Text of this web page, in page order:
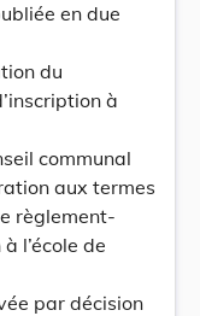
en due
du
à
communal
aux termes
règlement-
l’école de
par décision